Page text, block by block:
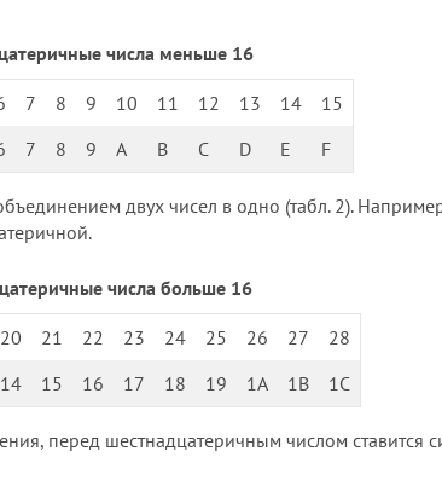
числа меньше 16
7 8 9 10 11 12 13 14
15
7 8 9 A B C D E F
двух чисел в одно (табл. 2).
числа больше 16
20 21 22 23 24 25 26 27
28
14 15 16 17 18 19 1A 1B 1C
перед шестнадцатеричным числом ставится